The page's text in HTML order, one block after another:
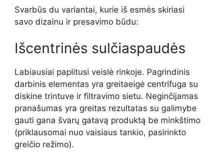
Svarbūs du variantai, kurie iš esmės skiriasi
savo dizainu ir presavimo būdu:
Išcentrinės sulčiaspaudės
Labiausiai paplitusi veislė rinkoje. Pagrindinis
darbinis elementas yra greitaeigė centrifuga su
diskine trintuve ir filtravimo sietu. Neginčijamas
pranašumas yra greitas rezultatas su galimybe
gauti gana švarų gatavą produktą be minkštimo
(priklausomai nuo vaisiaus tankio, pasirinkto
greičio režimo).